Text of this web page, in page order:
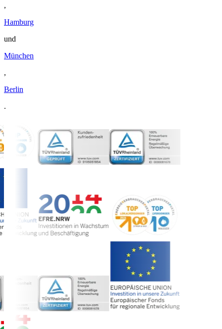
,
Hamburg
und
München
,
Berlin
.